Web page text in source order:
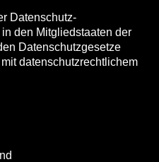
Datenschutz-
den Mitgliedstaaten der
Datenschutzgesetze
datenschutzrechtlichem